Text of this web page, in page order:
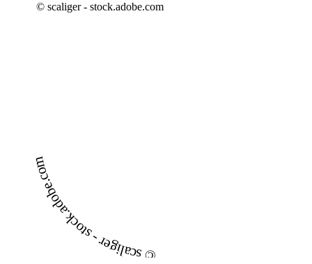
© scaliger - stock.adobe.com
© scaliger - stock.adobe.com